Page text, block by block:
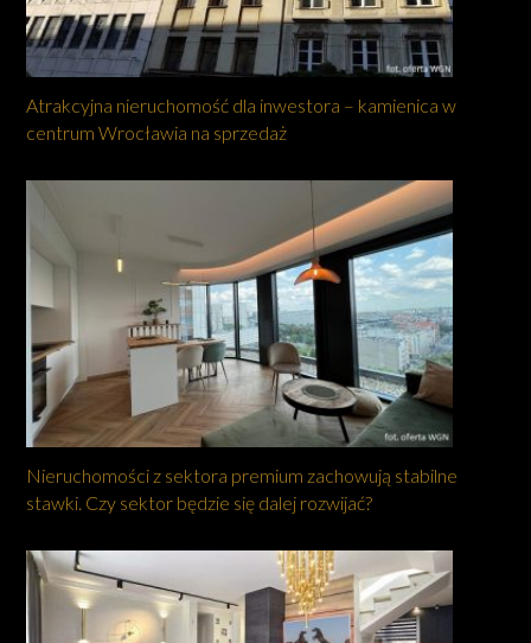
Atrakcyjna nieruchomość dla inwestora – kamienica w
centrum Wrocławia na sprzedaż
Nieruchomości z sektora premium zachowują stabilne
stawki. Czy sektor będzie się dalej rozwijać?